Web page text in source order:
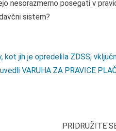
nesorazmerno posegati v
sistem?
kot jih je opredelila ZDSS,
VARUHA ZA PRAVICE
PRIDRUŽITE